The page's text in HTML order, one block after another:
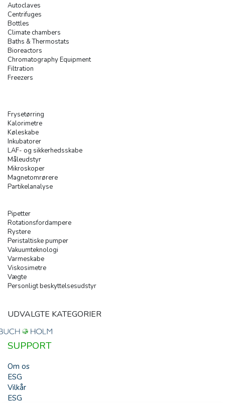
Autoclaves
Centrifuges
Bottles
Climate chambers
Baths & Thermostats
Bioreactors
Chromatography Equipment
Filtration
Freezers
Frysetørring
Kalorimetre
Køleskabe
Inkubatorer
LAF- og sikkerhedsskabe
Måleudstyr
Mikroskoper
Magnetomrørere
Partikelanalyse
Pipetter
Rotationsfordampere
Rystere
Peristaltiske pumper
Vakuumteknologi
Varmeskabe
Viskosimetre
Vægte
Personligt beskyttelsesudstyr
UDVALGTE KATEGORIER
SUPPORT
Om os
ESG
Vilkår
ESG